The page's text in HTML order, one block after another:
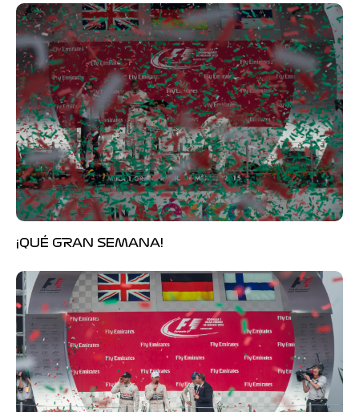
¡QUÉ GRAN SEMANA!